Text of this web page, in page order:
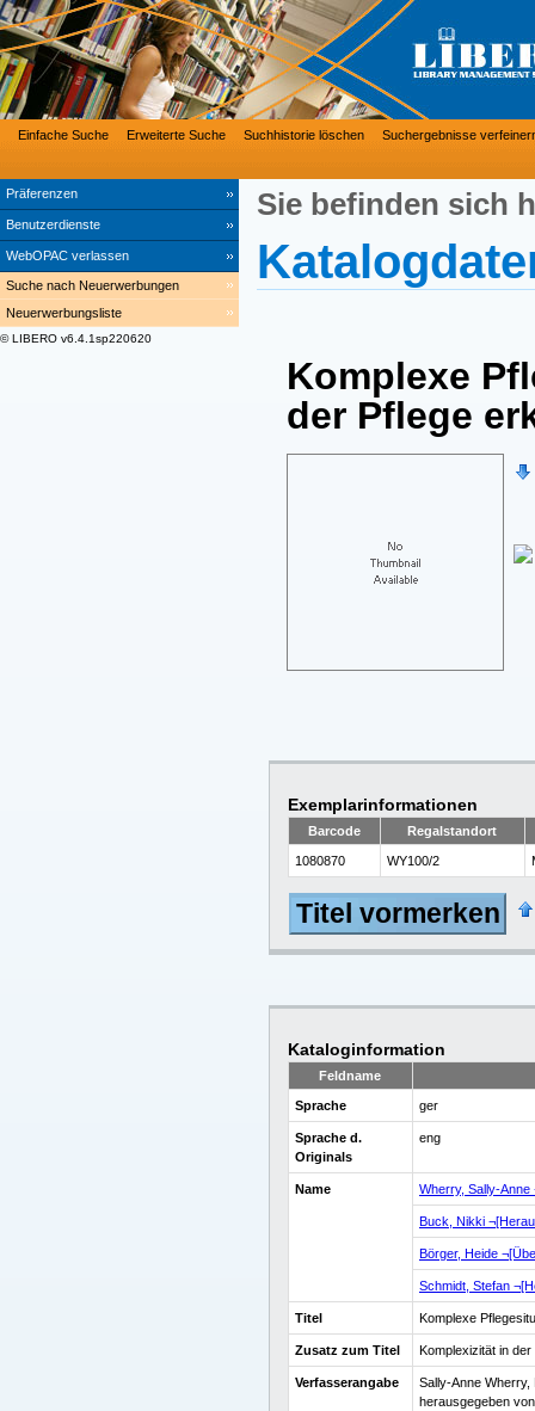
Präferenzen
Benutzerdienste
WebOPAC verlassen
Einfache Suche Erweiterte Suche Suchhistorie löschen Suchergebnisse
Suche nach Neuerwerbungen
Neuerwerbungsliste
© LIBERO v6.4.1sp220620
Sie befinden sich
Komplexe
der Pflege
Exemplarinformationen
Barcode Regalstandort
1080870 WY100/2
Titel vormerken
Kataloginformation
Feldname
Sprache ger
Sprache d.
Originals
eng
Name Wherry, Sally-
Buck, Nikki
Börger, Heide
Schmidt, Stefan
Titel Komplexe
Zusatz zum Titel Komplexizität in
Verfasserangabe
Sally-Anne
herausgegeben